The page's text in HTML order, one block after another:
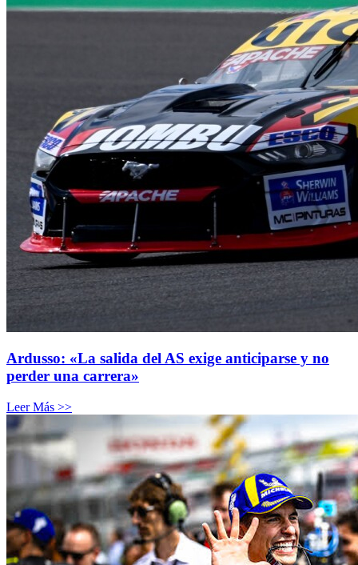
Ardusso: «La salida del AS exige anticiparse y no
perder una carrera»
Leer Más >>